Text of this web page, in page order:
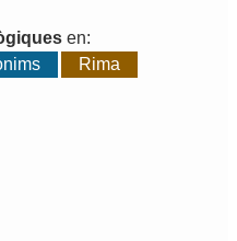
en:
Rima